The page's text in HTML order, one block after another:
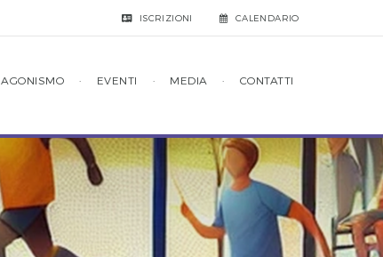
ISCRIZIONI CALENDARIO
AGONISMO · EVENTI · MEDIA · CONTATTI